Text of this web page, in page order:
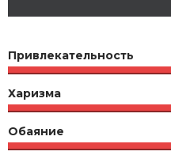
Привлекательность
Харизма
Обаяние